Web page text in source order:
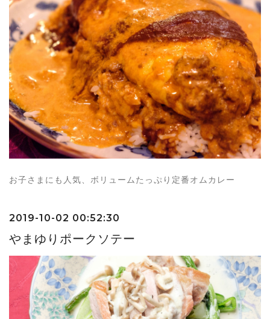
お子さまにも人気、ボリュームたっぷり定番オムカレー
2019-10-02 00:52:30
やまゆりポークソテー